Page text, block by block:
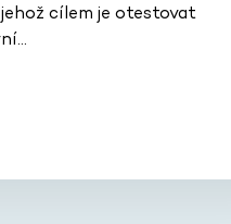
cílem je otestovat